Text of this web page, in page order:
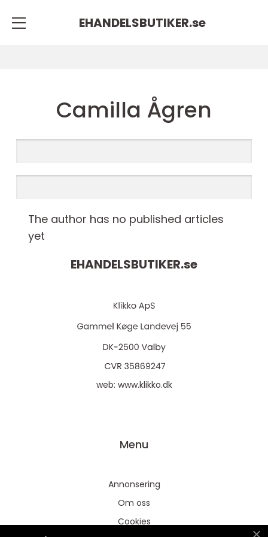
EHANDELSBUTIKER.se
Camilla Ågren
The author has no published articles
yet
EHANDELSBUTIKER.se
web: www.klikko.dk
Menu
Annonsering
Om oss
Cookies